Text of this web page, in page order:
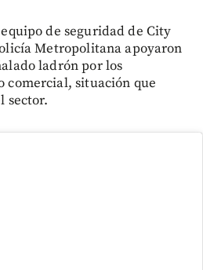
de seguridad de City
Metropolitana apoyaron
ladrón por los
comercial, situación que
sector.